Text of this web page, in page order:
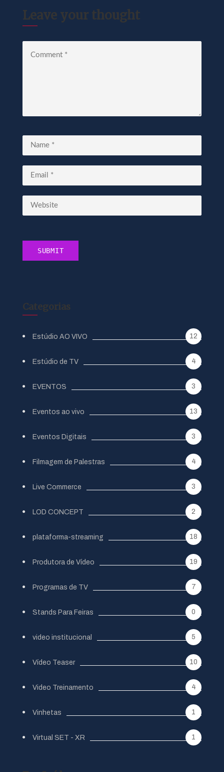
Leave your thought
Categorias
Estúdio AO VIVO 12
Estúdio de TV 4
EVENTOS 3
Eventos ao vivo 13
Eventos Digitais 3
Filmagem de Palestras 4
Live Commerce 3
LOD CONCEPT 2
plataforma-streaming 18
Produtora de Vídeo 19
Programas de TV 7
Stands Para Feiras 0
video institucional 5
Vídeo Teaser 10
Video Treinamento 4
Vinhetas 1
Virtual SET - XR 1